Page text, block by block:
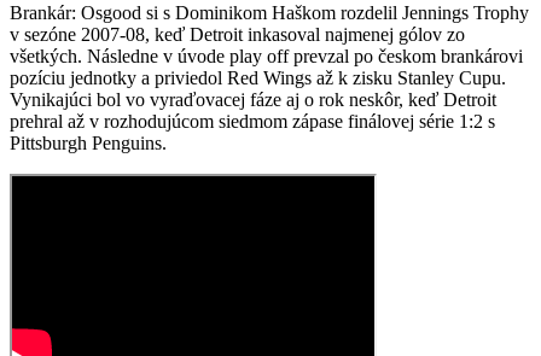
Brankár: Osgood si s Dominikom Haškom rozdelil Jennings Trophy
v sezóne 2007-08, keď Detroit inkasoval najmenej gólov zo
všetkých. Následne v úvode play off prevzal po českom brankárovi
pozíciu jednotky a priviedol Red Wings až k zisku Stanley Cupu.
Vynikajúci bol vo vyraďovacej fáze aj o rok neskôr, keď Detroit
prehral až v rozhodujúcom siedmom zápase finálovej série 1:2 s
Pittsburgh Penguins.